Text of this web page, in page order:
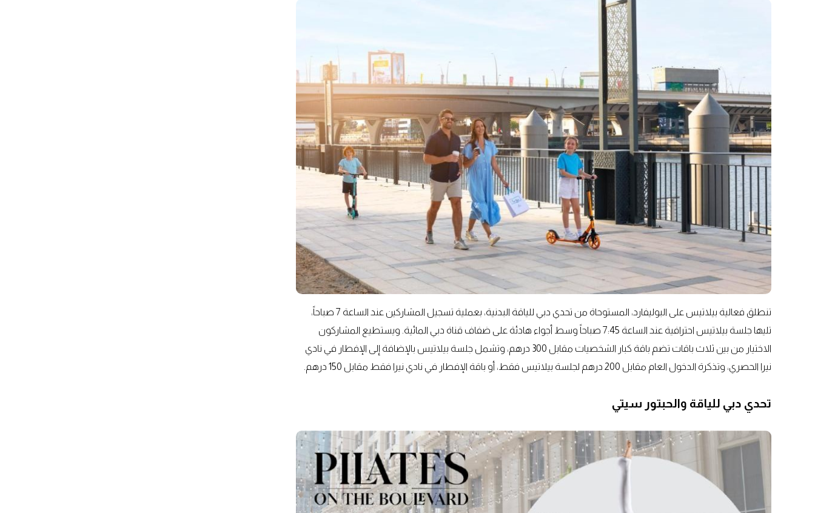
تنطلق فعالية بيلاتيس على البوليفارد، المستوحاة من تحدي دبي للياقة البدنية، بعملية تسجيل المشاركين عند الساعة 7 صباحاً،
تليها جلسة بيلاتيس احترافية عند الساعة 7:45 صباحاً وسط أجواء هادئة على ضفاف قناة دبي المائية. ويستطيع المشاركون
الاختيار من بين ثلاث باقات تضم باقة كبار الشخصيات مقابل 300 درهم، وتشمل جلسة بيلاتيس بالإضافة إلى الإفطار في نادي
نيرا الحصري، وتذكرة الدخول العام مقابل 200 درهم لجلسة بيلاتيس فقط، أو باقة الإفطار في نادي نيرا فقط مقابل 150 درهم.
تحدي دبي للياقة والحبتور سيتي